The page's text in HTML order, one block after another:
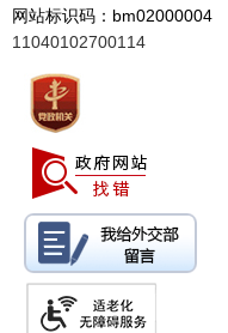
网站标识码：bm02000004
11040102700114